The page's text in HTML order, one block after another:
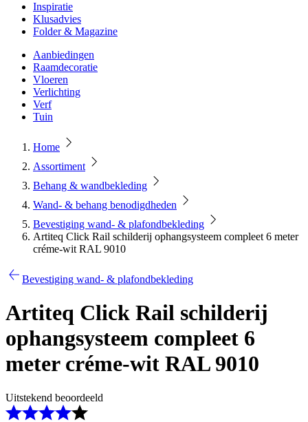
Inspiratie
Klusadvies
Folder & Magazine
Aanbiedingen
Raamdecoratie
Vloeren
Verlichting
Verf
Tuin
Home
Assortiment
Behang & wandbekleding
Wand- & behang benodigdheden
Bevestiging wand- & plafondbekleding
Artiteq Click Rail schilderij ophangsysteem compleet 6 meter
créme-wit RAL 9010
Bevestiging wand- & plafondbekleding
Artiteq Click Rail schilderij
ophangsysteem compleet 6
meter créme-wit RAL 9010
Uitstekend beoordeeld